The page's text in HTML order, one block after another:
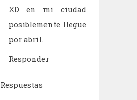
XD en mi ciudad
posiblemente llegue
por abril.
Responder
Respuestas